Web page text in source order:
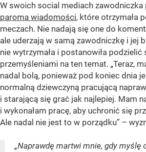
W swoich social mediach zawodniczka
paroma wiadomości, które otrzymała
meczach. Nie nadają się one do
ale uderzają w samą zawodniczkę i jej
nie wytrzymała i postanowiła podzielić
przemyśleniami na ten temat. „Teraz,
nadal bolą, ponieważ pod koniec dnia
normalną dziewczyną pracującą
i starającą się grać jak najlepiej. Mam
i wykonałam pracę, aby uchronić się
Ale nadal nie jest to w porządku” –
„Naprawdę martwi mnie, gdy myślę